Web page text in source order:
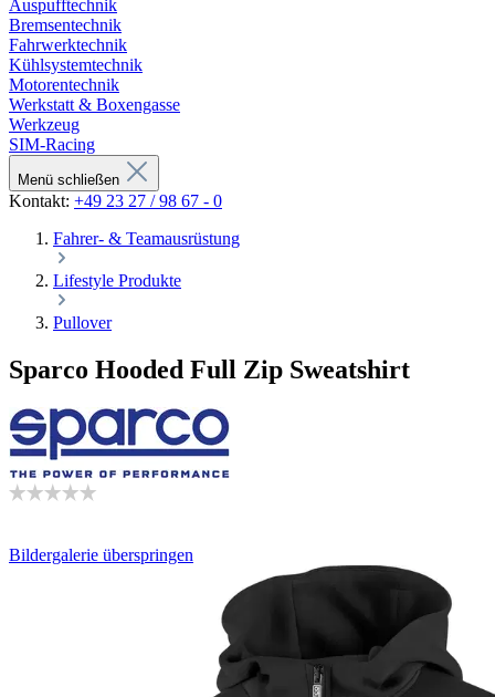
Auspufftechnik
Bremsentechnik
Fahrwerktechnik
Kühlsystemtechnik
Motorentechnik
Werkstatt & Boxengasse
Werkzeug
SIM-Racing
Menü schließen
Kontakt: +49 23 27 / 98 67 - 0
Fahrer- & Teamausrüstung
Lifestyle Produkte
Pullover
Sparco Hooded Full Zip Sweatshirt
Bildergalerie überspringen